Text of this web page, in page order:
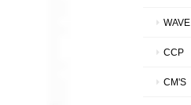
WAVE
CCP
CM'S